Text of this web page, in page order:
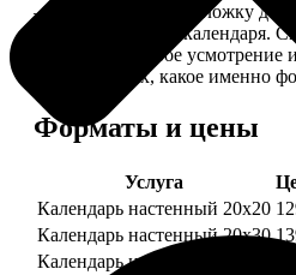
— В кружочек на обложку
одной из страниц календаря.
выбирают на свое усмотрение
комментариях, какое именно
Форматы и цены
Услуга
Календарь настенный 20х20
Календарь настенный 20х30
Календарь настенный 30х30